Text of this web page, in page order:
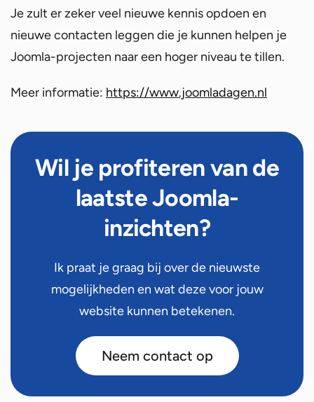
Je zult er zeker veel nieuwe kennis opdoen en
nieuwe contacten leggen die je kunnen helpen je
Joomla-projecten naar een hoger niveau te tillen.
Meer informatie: https://www.joomladagen.nl
Wil je profiteren van de
laatste Joomla-
inzichten?
Ik praat je graag bij over de nieuwste
mogelijkheden en wat deze voor jouw
website kunnen betekenen.
Neem contact op